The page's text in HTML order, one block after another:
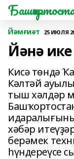
Йәмғиәт 25 ИЮЛЯ
Йәнә
Кисә төндә
Кәлтәй
тыш хәлдәр
хәбәр
берәмек
һүндереүсе